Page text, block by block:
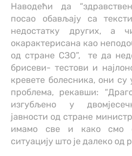
Наводећи да
посао обављају са
недостатку других, а
окарактерисана као
од стране СЗО”, те да
брисеви- тестови и
кревете болесника, они су
проблема, рекавши:
изгубљено у
јавности од стране
имамо све и како смо
ситуацију што је далеко од